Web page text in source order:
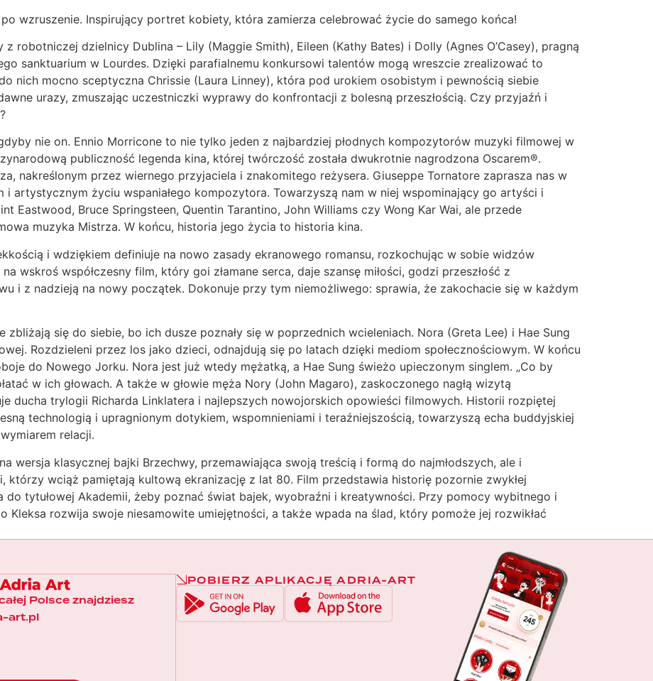
wzruszenie. Inspirujący portret kobiety, która zamierza celebrować życie do samego końca!
robotniczej dzielnicy Dublina – Lily (Maggie Smith), Eileen (Kathy Bates) i Dolly (Agnes O’Casey), pragną
sanktuarium w Lourdes. Dzięki parafialnemu konkursowi talentów mogą wreszcie zrealizować to
nich mocno sceptyczna Chrissie (Laura Linney), która pod urokiem osobistym i pewnością siebie
urazy, zmuszając uczestniczki wyprawy do konfrontacji z bolesną przeszłością. Czy przyjaźń i
nie on. Ennio Morricone to nie tylko jeden z najbardziej płodnych kompozytorów muzyki filmowej w
publiczność legenda kina, której twórczość została dwukrotnie nagrodzona Oscarem®.
nakreślonym przez wiernego przyjaciela i znakomitego reżysera. Giuseppe Tornatore zaprasza nas w
artystycznym życiu wspaniałego kompozytora. Towarzyszą nam w niej wspominający go artyści i
Eastwood, Bruce Springsteen, Quentin Tarantino, John Williams czy Wong Kar Wai, ale przede
muzyka Mistrza. W końcu, historia jego życia to historia kina.
i wdziękiem definiuje na nowo zasady ekranowego romansu, rozkochując w sobie widzów
wskroś współczesny film, który goi złamane serca, daje szansę miłości, godzi przeszłość z
i z nadzieją na nowy początek. Dokonuje przy tym niemożliwego: sprawia, że zakochacie się w każdym
zbliżają się do siebie, bo ich dusze poznały się w poprzednich wcieleniach. Nora (Greta Lee) i Hae Sung
Rozdzieleni przez los jako dzieci, odnajdują się po latach dzięki mediom społecznościowym. W końcu
do Nowego Jorku. Nora jest już wtedy mężatką, a Hae Sung świeżo upieczonym singlem. „Co by
w ich głowach. A także w głowie męża Nory (John Magaro), zaskoczonego nagłą wizytą
ducha trylogii Richarda Linklatera i najlepszych nowojorskich opowieści filmowych. Historii rozpiętej
technologią i upragnionym dotykiem, wspomnieniami i teraźniejszością, towarzyszą echa buddyjskiej
relacji.
wersja klasycznej bajki Brzechwy, przemawiająca swoją treścią i formą do najmłodszych, ale i
którzy wciąż pamiętają kultową ekranizację z lat 80. Film przedstawia historię pozornie zwykłej
tytułowej Akademii, żeby poznać świat bajek, wyobraźni i kreatywności. Przy pomocy wybitnego i
Kleksa rozwija swoje niesamowite umiejętności, a także wpada na ślad, który pomoże jej rozwikłać
Polsce znajdziesz
art.pl
POBIERZ APLIKACJĘ ADRIA-ART